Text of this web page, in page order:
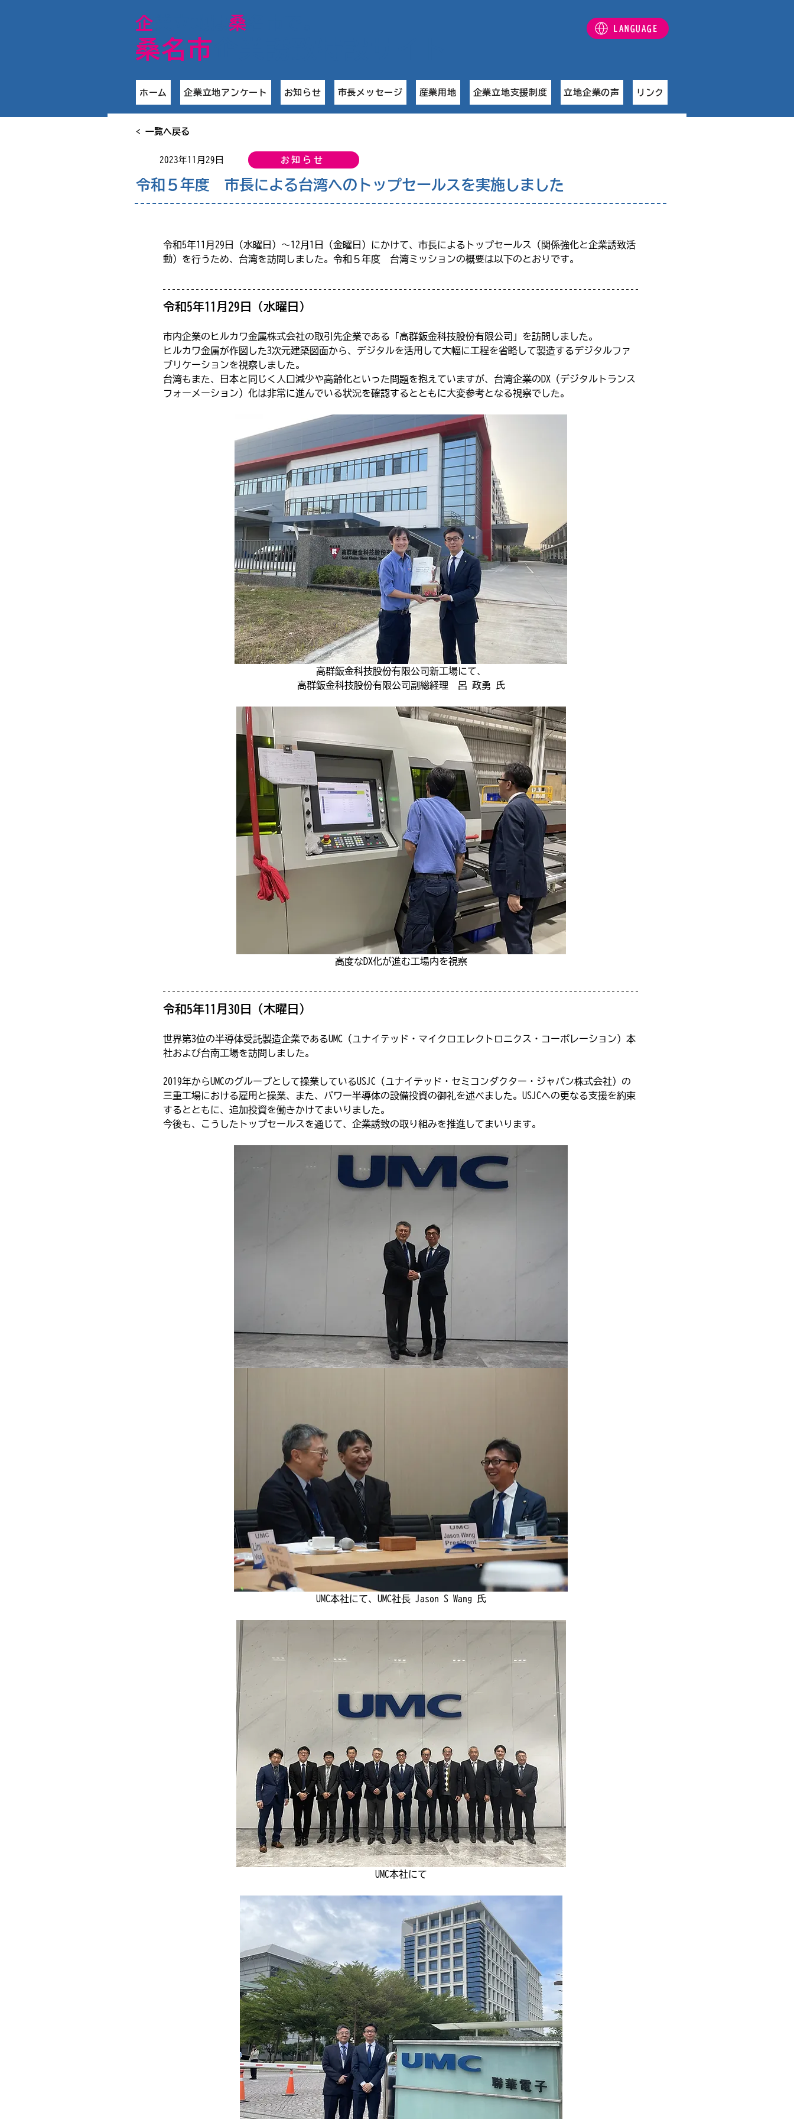
​企 桑
桑名市
LANGUAGE
ホーム 企業立地アンケート お知らせ 市長メッセージ 産業用地 企業立地支援制度 立地企業の声 リンク
< 一覧へ戻る
2023年11月29日
令和５年度 市長による台湾へのトップセールスを実施しました
令和5年11月29日（水曜日）～12月1日（金曜日）にかけて、市長によるトップセールス（関係強化と企業誘致活
動）を行うため、台湾を訪問しました。令和５年度　台湾ミッションの概要は以下のとおりです。
令和5年11月29日（水曜日）
市内企業のヒルカワ金属株式会社の取引先企業である「高群鈑金科技股份有限公司」を訪問しました。
ヒルカワ金属が作図した3次元建築図面から、デジタルを活用して大幅に工程を省略して製造するデジタルファ
ブリケーションを視察しました。
台湾もまた、日本と同じく人口減少や高齢化といった問題を抱えていますが、台湾企業のDX（デジタルトランス
フォーメーション）化は非常に進んでいる状況を確認するとともに大変参考となる視察でした。
高群鈑金科技股份有限公司新工場にて、
高群鈑金科技股份有限公司副総経理  呂 政勇 氏
高度なDX化が進む工場内を視察
令和5年11月30日（木曜日）
世界第3位の半導体受託製造企業であるUMC（ユナイテッド・マイクロエレクトロニクス・コーポレーション）本
社および台南工場を訪問しました。
2019年からUMCのグループとして操業しているUSJC（ユナイテッド・セミコンダクター・ジャパン株式会社）の
三重工場における雇用と操業、また、パワー半導体の設備投資の御礼を述べました。USJCへの更なる支援を約束
するとともに、追加投資を働きかけてまいりました。
今後も、こうしたトップセールスを通じて、企業誘致の取り組みを推進してまいります。
UMC本社にて、UMC社長 Jason S Wang 氏
UMC本社にて
お知らせ